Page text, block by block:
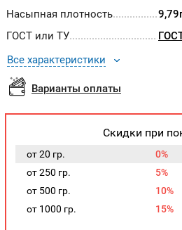
Насыпная плотность
ГОСТ или ТУ
Все характеристики
Варианты оплаты
Скидки при
от 20 гр. 0%
от 250 гр.
5%
от 500 гр.
10%
от 1000 гр.
15%